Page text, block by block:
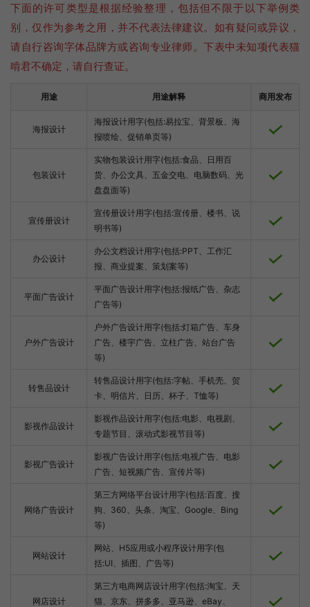
下面的许可类型是根据经验整理，包括但不限于以下举例类
别，仅作为参考之用，并不代表法律建议。如有疑问或异议，
请自行咨询字体品牌方或咨询专业律师。下表中未知项代表猫
啃君不确定，请自行查证。
用途 用途解释 商用发布
海报设计
海报设计用字(包括:易拉宝、背景板、海
报喷绘、促销单页等)
包装设计
实物包装设计用字(包括:食品、日用百
货、办公文具、五金交电、电脑数码、光
盘盘面等)
宣传册设计
宣传册设计用字(包括:宣传册、楼书、说
明书等)
办公设计
办公文档设计用字(包括:PPT、工作汇
报、商业提案、策划案等)
平面广告设计
平面广告设计用字(包括:报纸广告、杂志
广告等)
户外广告设计
户外广告设计用字(包括:灯箱广告、车身
广告、楼宇广告、立柱广告、站台广告
等)
转售品设计
转售品设计用字(包括:字帖、手机壳、贺
卡、明信片、日历、杯子、T恤等)
影视作品设计
影视作品设计用字(包括:电影、电视剧、
专题节目、滚动式影视节目等)
影视广告设计
影视广告设计用字(包括:电视广告、电影
广告、短视频广告、宣传片等)
网络广告设计
第三方网络平台设计用字(包括:百度、搜
狗、360、头条、淘宝、Google、Bing
等)
网站设计
网站、H5应用或小程序设计用字(包
括:UI、插图、广告等)
网店设计
第三方电商网店设计用字(包括:淘宝、天
猫、京东、拼多多、亚马逊、eBay、